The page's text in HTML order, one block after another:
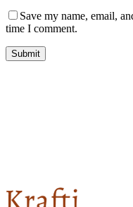
Save my name, email,
time I comment.
Submit